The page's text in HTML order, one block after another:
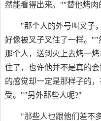
然能看得出来。""替他烤肉
"那个人的外号叫叉子
好像被叉子叉住了一样。
那个人，送到火上去烤一
住了，也许他并不是真的
的感觉却一定是那样子的
受。""另外那些人呢?"
"那些人也跟他们差不